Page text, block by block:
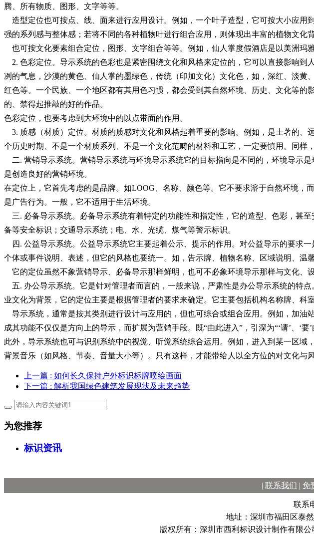
腾、所有物质、图形、文字等等。
造型定位也可按点、线、面来进行应用设计。例如，一个叶子造型，它可按大小应用
强的系列感与整体感；若将不同的各种植物叶进行组合应用，则体现出丰富的植物文化
也可按文化要素组合定位，图形、文字组合等等。例如，仙人掌度假酒店是以美洲玛
2. 色彩定位。导示系统的色彩也是紧密围绕文化和风格来定位的，它可以直接影响
冽的气息，沙漠的黄色、仙人掌的墨绿色，传统（印加文化）文化色，如，深红、淡
红色等。一个民族、一个地区都有其用色习惯，都会受到其自然环境、历史、文化等
的、禁得起推敲的好的作品。
色彩定位，也要考虑到大环境中的以点带面的作用。
3. 质感（材质）定位。材质的质感对文化和风格起着重要的影响。例如，是土著的
个历史时期、不是一个材质系列、不是一个文化范畴的材料和工艺，一定要慎用。同样
二. 营销导示系统。营销导示系统与环境导示系统它的目标指向是不同的，环境导示
是创造良好的营销环境。
在定位上，它首先考虑的是品牌。如LOOG、名称、颜色等。它不要求溶于自然环境
是广告行为。一般，它不适用于生活环境。
三. 必备导示系统。必备导示系统有着特定的功能性和指定性，它的造型、色彩，甚
备等安全标识；交通导示系统；电、水、光缆、煤气等警示标识。
四. 公益导示系统。公益导示系统它主要起着公示、提示的作用。对公益导示的要求
个体或事件说明、表述，但它的风格也要统一。如，告示牌、植物名称、区域说明、温
它的定位虽然不象营销导示、必备导示那样鲜明，也可不必象环境导示那样与文化、
五. 办公导示系统。它是针对管理者而言的，一般来说，严肃性是办公导示系统的特
业文化为背景，它的定位主要是根据管理者的要求来确定。它主要包括机构名称牌、科
导示系统，通常是按其类别进行设计与应用的，但也可综合或组合应用。例如，加
成其功能不仅仅是方向上的导示，而扩展为营销手段。既“由此进入”，引深为“‘请’、‘要’
此外，导示系统也可与识别系统中的视觉、听觉系统综合运用。例如，进入到某一区
背景音乐（如风格、节奏、音量大小等）。只有这样，才能带给人以全方位的对文化与
上一篇 : 如何长久保持户外标识标牌喷绘画面
下一篇 : 解析我国绿色建筑发展现状及未来趋势
为您推荐
标识资讯
| 联系我们 | 免
联系
地址：深圳市福田区泰
版权所有：深圳市西利标识设计制作有限